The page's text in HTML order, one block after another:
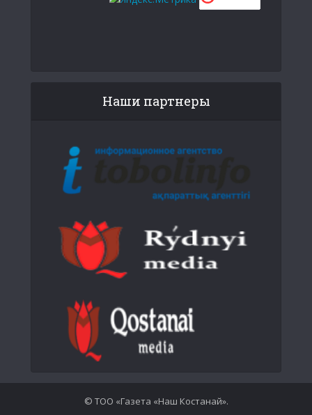
Наши партнеры
© ТОО «Газета «Наш Костанай».